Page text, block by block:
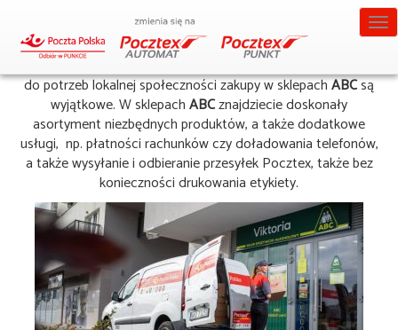
Sieć sklepów ABC
Dzięki doskonałym cenom oraz produktom, dopasowanym
do potrzeb lokalnej społeczności zakupy w sklepachABCsą
wyjątkowe. W sklepachABCznajdziecie doskonały
asortyment niezbędnych produktów, a także dodatkowe
usługi, np. płatności rachunków czy doładowania telefonów,
a także wysyłanie i odbieranie przesyłek Pocztex, także bez
konieczności drukowania etykiety.